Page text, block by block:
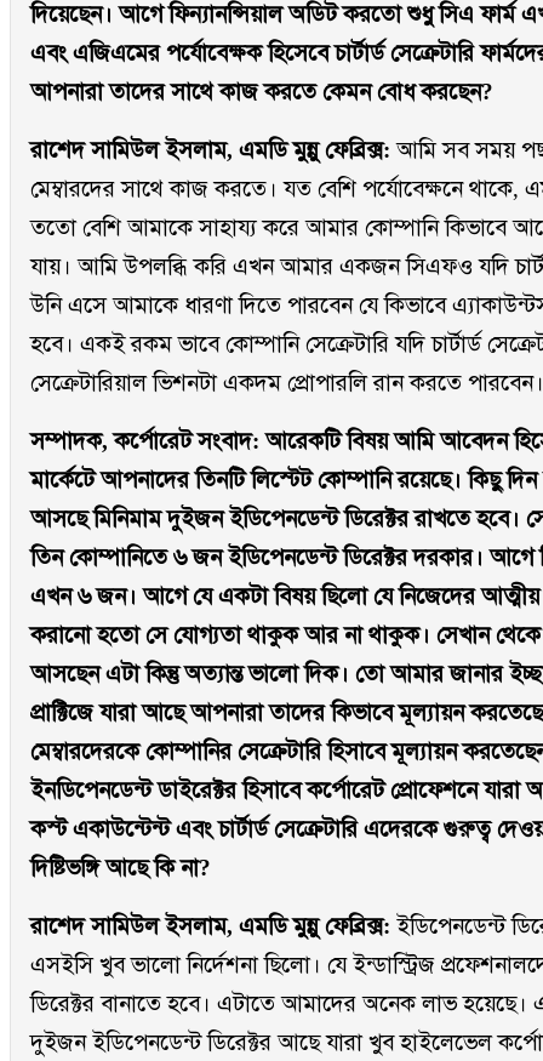
দিয়েছেন। আগে ফিন্যানন্সিয়াল অডিট করতো শুধু সিএ ফার্ম
এবং এজিএমের পর্যোবেক্ষক হিসেবে চার্টার্ড সেক্রেটারি
আপনারা তাদের সাথে কাজ করতে কেমন বোধ করছেন?
রাশেদ সামিউল ইসলাম, এমডি মুন্নু ফেব্রিক্স: আমি সব সময়
মেম্বারদের সাথে কাজ করতে। যত বেশি পর্যোবেক্ষনে থাকে,
ততো বেশি আমাকে সাহায্য করে আমার কোম্পানি কিভাবে
যায়। আমি উপলব্ধি করি এখন আমার একজন সিএফও যদি
উনি এসে আমাকে ধারণা দিতে পারবেন যে কিভাবে
হবে। একই রকম ভাবে কোম্পানি সেক্রেটারি যদি চার্টার্ড
সেক্রেটারিয়াল ভিশনটা একদম প্রোপারলি রান করতে পারবেন।
সম্পাদক, কর্পোরেট সংবাদ: আরেকটি বিষয় আমি আবেদন
মার্কেটে আপনাদের তিনটি লিস্টেট কোম্পানি রয়েছে। কিছু
আসছে মিনিমাম দুইজন ইডিপেনডেন্ট ডিরেক্টর রাখতে হবে।
তিন কোম্পানিতে ৬ জন ইডিপেনডেন্ট ডিরেক্টর দরকার।
এখন ৬ জন। আগে যে একটা বিষয় ছিলো যে নিজেদের আত্মীয়
করানো হতো সে যোগ্যতা থাকুক আর না থাকুক। সেখান
আসছেন এটা কিন্তু অত্যান্ত ভালো দিক। তো আমার জানার ইচ্ছা
প্রাক্টিজে যারা আছে আপনারা তাদের কিভাবে মূল্যায়ন করতেছেন,
মেম্বারদেরকে কোম্পানির সেক্রেটারি হিসাবে মূল্যায়ন
ইনডিপেনডেন্ট ডাইরেক্টর হিসাবে কর্পোরেট প্রোফেশনে যারা
কস্ট একাউন্টেন্ট এবং চার্টার্ড সেক্রেটারি এদেরকে গুরুত্ব
দিষ্টিভঙ্গি আছে কি না?
রাশেদ সামিউল ইসলাম, এমডি মুন্নু ফেব্রিক্স: ইডিপেনডেন্ট
এসইসি খুব ভালো নির্দেশনা ছিলো। যে ইন্ডাস্ট্রিজ
ডিরেক্টর বানাতে হবে। এটাতে আমাদের অনেক লাভ
দুইজন ইডিপেনডেন্ট ডিরেক্টর আছে যারা খুব হাইলেভেল